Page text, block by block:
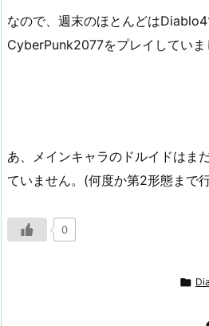
なので、週末のほとんどはDiablo4
CyberPunk2077をプレイしていま
あ、メインキャラのドルイドはま
ていません。(何度か第2形態まで
0
